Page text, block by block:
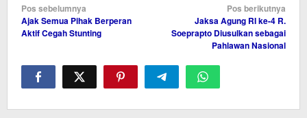
Navigasi
pos
Pos sebelumnya
Ajak Semua Pihak Berperan
Aktif Cegah Stunting
Pos berikutnya
Jaksa Agung RI ke-4 R.
Soeprapto Diusulkan sebagai
Pahlawan Nasional